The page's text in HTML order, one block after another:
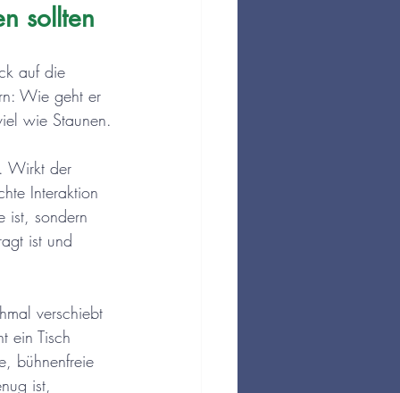
sollten
auf die
Wie geht er
wie Staunen.
Wirkt der
Interaktion
ist, sondern
ist und
verschiebt
ein Tisch
bühnenfreie
ist,